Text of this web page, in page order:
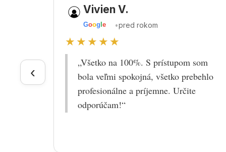
‹
Vivien V.
Goog le •pred rokom
★★★★★
„Všetko na 100%. S prístupom som
bola veľmi spokojná, všetko prebehlo
profesionálne a príjemne. Určite
odporúčam!“